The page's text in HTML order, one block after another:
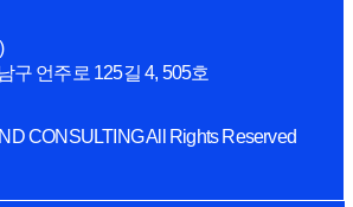
구 언주로 125길 4, 505호
CONSULTING All Rights Reserved